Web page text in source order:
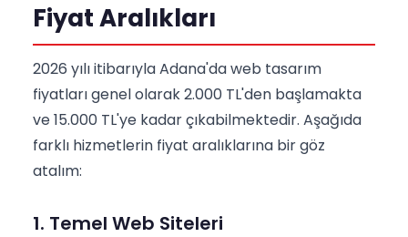
Fiyat Aralıkları
2026 yılı itibarıyla Adana'da web tasarım
fiyatları genel olarak 2.000 TL'den başlamakta
ve 15.000 TL'ye kadar çıkabilmektedir. Aşağıda
farklı hizmetlerin fiyat aralıklarına bir göz
atalım:
1. Temel Web Siteleri